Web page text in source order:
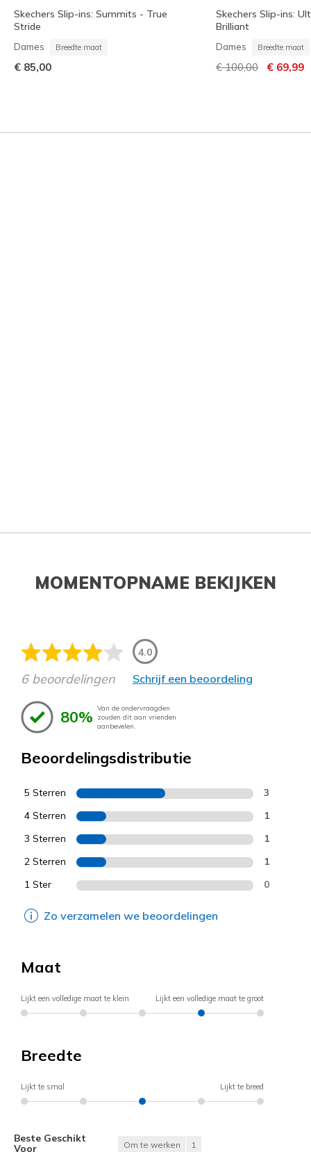
Skechers Slip-ins: Summits - True
Stride
Dames Breedte maat
€ 85,00
Skechers Slip-ins:
Brilliant
Dames Breedte maat
Prijs verlaagd van
€ 100,00naar
€ 69,99
MOMENTOPNAME BEKIJKEN
4.0
6 beoordelingen Schrijf een beoordeling
80% Van de ondervraagden
zouden dit aan vrienden
aanbevelen.
Beoordelingsdistributie
5 Sterren 3
4 Sterren 1
3 Sterren 1
2 Sterren 1
1 Ster 0
Zo verzamelen we beoordelingen
Maat
Lijkt een volledige maat te klein Lijkt een volledige maat te groot
Breedte
Lijkt te smal Lijkt te breed
Beste Geschikt
Voor
Om te werken 1